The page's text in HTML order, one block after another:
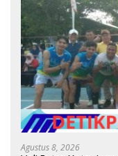
Agustus 8, 2026